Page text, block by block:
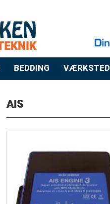
BEDDING VÆRKSTED
AIS